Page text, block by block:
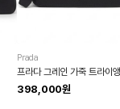
Prada
398,000원